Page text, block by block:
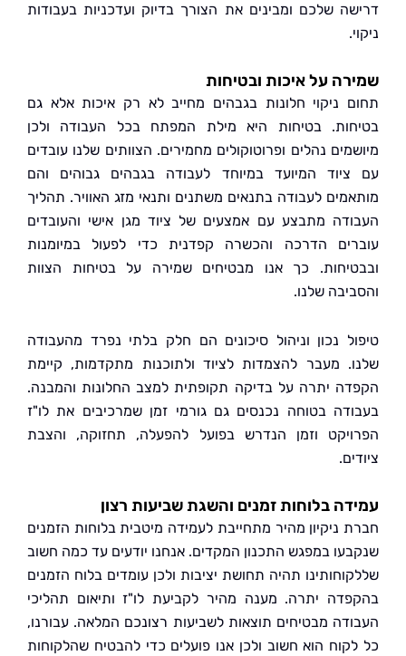
שלכם ומבינים את הצורך בדיוק ועדכניות בעבודות
על איכות ובטיחות
ניקוי חלונות בגבהים מחייב לא רק איכות אלא גם
בטיחות היא מילת המפתח בכל העבודה ולכן
נהלים ופרוטוקולים מחמירים. הצוותים שלנו עובדים
המיועד במיוחד לעבודה בגבהים גבוהים והם
לעבודה בתנאים משתנים ותנאי מזג האוויר. תהליך
מתבצע עם אמצעים של ציוד מגן אישי והעובדים
הדרכה והכשרה קפדנית כדי לפעול במיומנות
כך אנו מבטיחים שמירה על בטיחות הצוות
שלנו.
נכון וניהול סיכונים הם חלק בלתי נפרד מהעבודה
מעבר להצמדות לציוד ולתוכנות מתקדמות, קיימת
יתרה על בדיקה תקופתית למצב החלונות והמבנה.
בטוחה נכנסים גם גורמי זמן שמרכיבים את לו"ז
וזמן הנדרש בפועל להפעלה, תחזוקה, והצבת
בלוחות זמנים והשגת שביעות רצון
ניקיון מהיר מתחייבת לעמידה מיטבית בלוחות הזמנים
במפגש התכנון המקדים. אנחנו יודעים עד כמה חשוב
תהיה תחושת יציבות ולכן עומדים בלוח הזמנים
יתרה. מענה מהיר לקביעת לו"ז ותיאום תהליכי
מבטיחים תוצאות לשביעות רצונכם המלאה. עבורנו,
הוא חשוב ולכן אנו פועלים כדי להבטיח שהלקוחות